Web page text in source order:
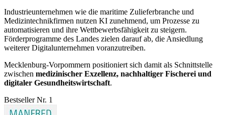
Industrieunternehmen wie die maritime Zulieferbranche und
Medizintechnikfirmen nutzen KI zunehmend, um Prozesse zu
automatisieren und ihre Wettbewerbsfähigkeit zu steigern.
Förderprogramme des Landes zielen darauf ab, die Ansiedlung
weiterer Digitalunternehmen voranzutreiben.
Mecklenburg-Vorpommern positioniert sich damit als Schnittstelle
zwischen medizinischer Exzellenz, nachhaltiger Fischerei und
digitaler Gesundheitswirtschaft.
Bestseller Nr. 1